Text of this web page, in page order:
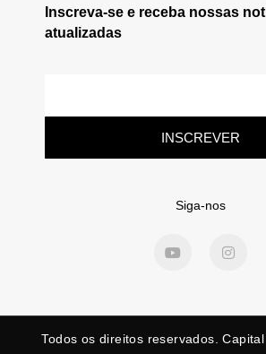
Inscreva-se e receba nossas
atualizadas
INSCREVER
Siga-nos
Todos os direitos reservados.